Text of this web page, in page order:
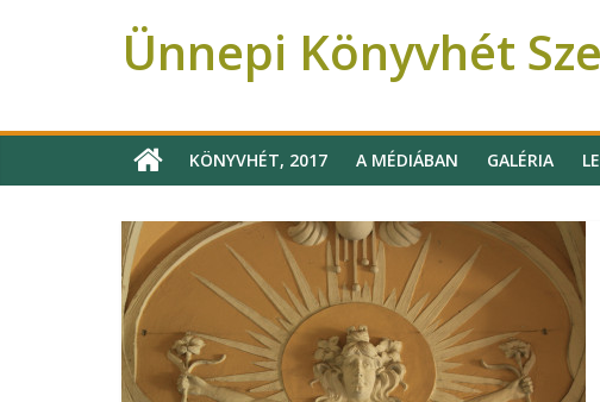
Ünnepi Könyvhét
KÖNYVHÉT, 2017 A MÉDIÁBAN GALÉRIA